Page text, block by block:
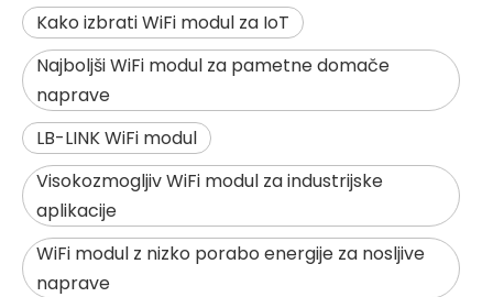
Kako izbrati WiFi modul za IoT
Najboljši WiFi modul za pametne domače
naprave
LB-LINK WiFi modul
Visokozmogljiv WiFi modul za industrijske
aplikacije
WiFi modul z nizko porabo energije za nosljive
naprave